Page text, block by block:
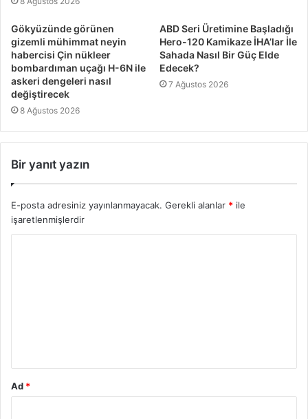
Gökyüzünde görünen
gizemli mühimmat neyin
habercisi Çin nükleer
bombardıman uçağı H-6N ile
askeri dengeleri nasıl
değiştirecek
8 Ağustos 2026
ABD Seri Üretimine Başladığı
Hero-120 Kamikaze İHA’lar İle
Sahada Nasıl Bir Güç Elde
Edecek?
7 Ağustos 2026
Bir yanıt yazın
E-posta adresiniz yayınlanmayacak. Gerekli alanlar * ile
işaretlenmişlerdir
Ad *